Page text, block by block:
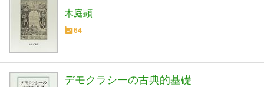
木庭顕
64
デモクラシーの古典的基礎